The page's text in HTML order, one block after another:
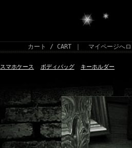
カート / CART マイページへ
スマホケース ボディバッグ キーホルダー